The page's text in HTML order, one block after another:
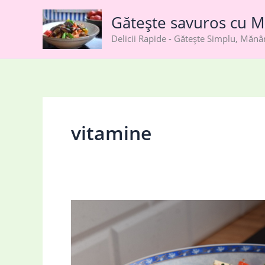
Gătește savuros cu
Delicii Rapide - Gătește Simplu,
vitamine